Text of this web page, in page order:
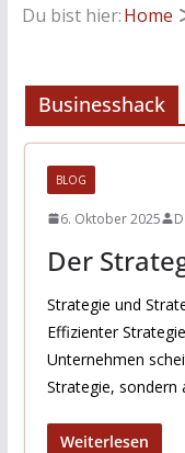
Du bist hier:Home
Businesshack
BLOG
6. Oktober 2025
Der
Strategie und
Effizienter
Unternehmen
Strategie, sondern
Weiterlesen